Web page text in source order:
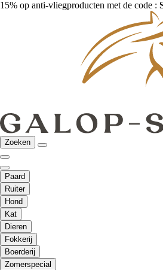
15% op anti-vliegproducten met de code :
Zoeken
Paard
Ruiter
Hond
Kat
Dieren
Fokkerij
Boerderij
Zomerspecial